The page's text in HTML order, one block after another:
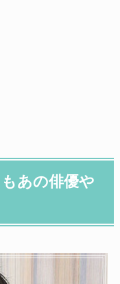
あの俳優や